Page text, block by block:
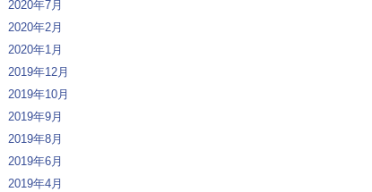
2020年7月
2020年2月
2020年1月
2019年12月
2019年10月
2019年9月
2019年8月
2019年6月
2019年4月